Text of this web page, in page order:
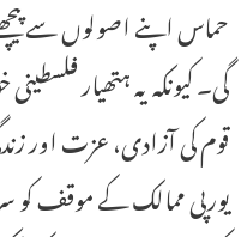
حماس اپنے اصولوں سے
گی۔ کیونکہ یہ ہتھیار
قوم کی آزادی، عزت اور
یورپی ممالک کے موقف کو